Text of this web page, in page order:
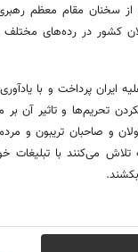
از سخنان مقام معظم
کشور در رده‌های
ایران پرداخت و با
تحریم‌ها و تاثیر آن بر
و صاحبان تریبون و
می‌کنند با تبلیغات